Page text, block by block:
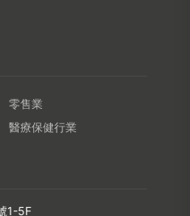
零售業
醫療保健行業
1-5F